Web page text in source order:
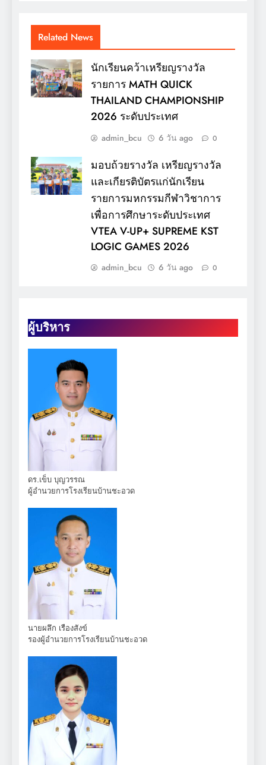
ผู้บริหาร
ดร.เข็บ บุญวรรณ
ผู้อำนวยการโรงเรียนบ้านชะอวด
นายผลึก เรืองสังข์
รองผู้อำนวยการโรงเรียนบ้านชะอวด
Related News
นักเรียนคว้าเหรียญรางวัล
รายการ MATH QUICK
THAILAND CHAMPIONSHIP
2026 ระดับประเทศ
admin_bcu 6 วัน ago 0
มอบถ้วยรางวัล เหรียญรางวัล
และเกียรติบัตรแก่นักเรียน
รายการมหกรรมกีฬาวิชาการ
เพื่อการศึกษาระดับประเทศ
VTEA V-UP+ SUPREME KST
LOGIC GAMES 2026
admin_bcu 6 วัน ago 0